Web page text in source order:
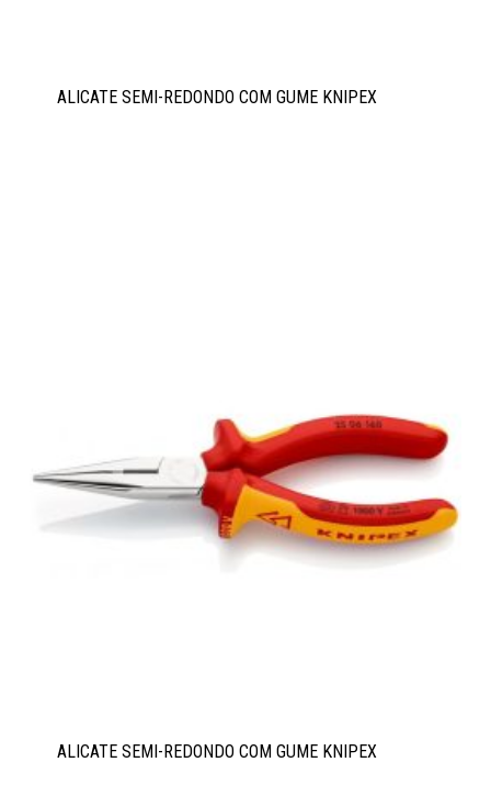
ALICATE SEMI-REDONDO COM GUME KNIPEX
ALICATE SEMI-REDONDO COM GUME KNIPEX